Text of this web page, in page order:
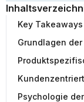
Key Takeaways
Grundlagen
Psychologie